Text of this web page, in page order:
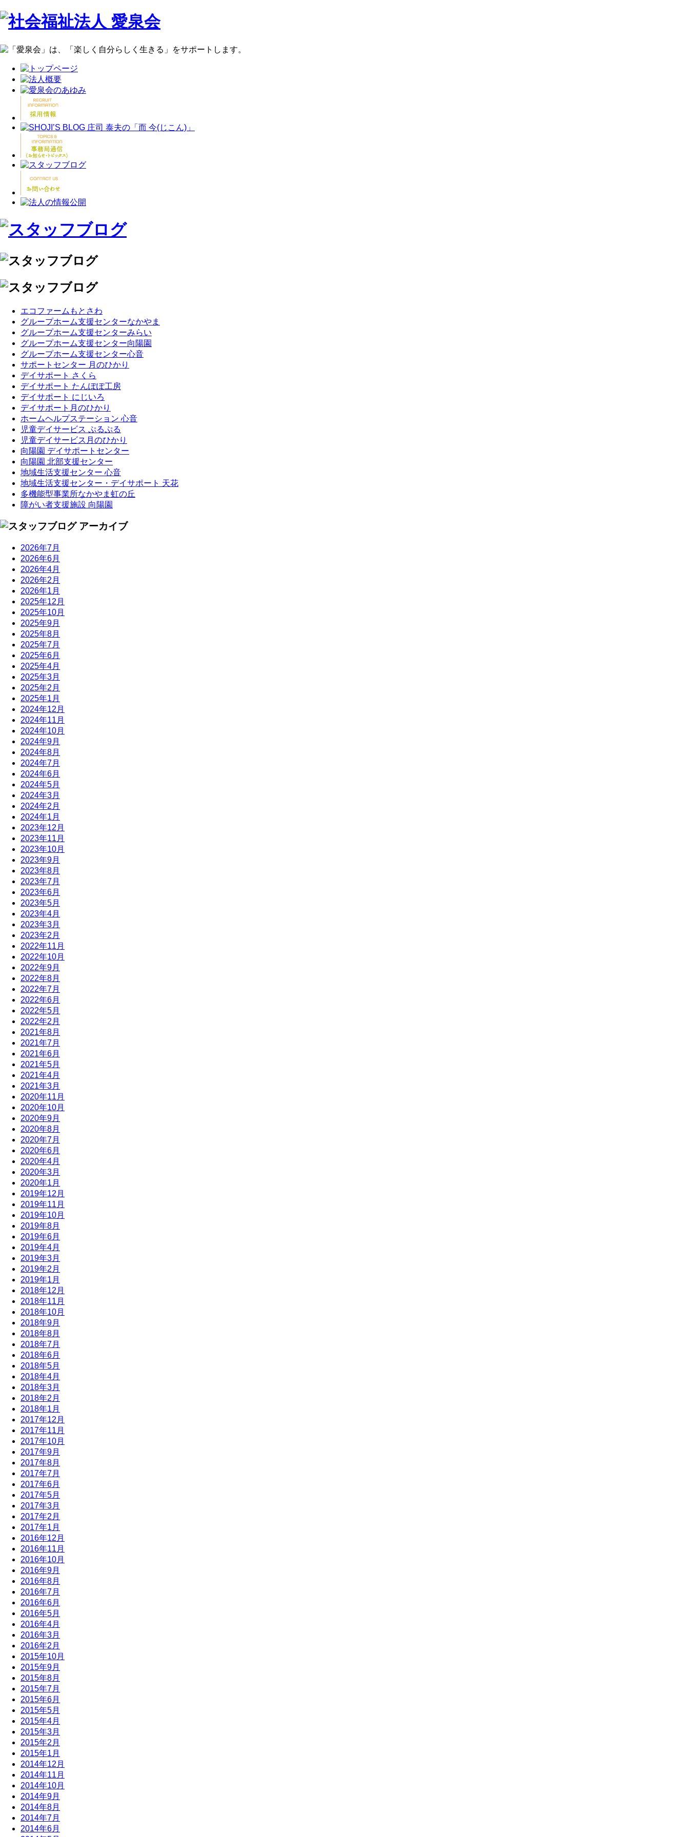
エコファームもとさわ
グループホーム支援センターなかやま
グループホーム支援センターみらい
グループホーム支援センター向陽園
グループホーム支援センター心音
サポートセンター 月のひかり
デイサポート さくら
デイサポート たんぽぽ工房
デイサポート にじいろ
デイサポート月のひかり
ホームヘルプステーション 心音
児童デイサービス ぷるぷる
児童デイサービス月のひかり
向陽園 デイサポートセンター
向陽園 北部支援センター
地域生活支援センター 心音
地域生活支援センター・デイサポート 天花
多機能型事業所なかやま虹の丘
障がい者支援施設 向陽園
2026年7月
2026年6月
2026年4月
2026年2月
2026年1月
2025年12月
2025年10月
2025年9月
2025年8月
2025年7月
2025年6月
2025年4月
2025年3月
2025年2月
2025年1月
2024年12月
2024年11月
2024年10月
2024年9月
2024年8月
2024年7月
2024年6月
2024年5月
2024年3月
2024年2月
2024年1月
2023年12月
2023年11月
2023年10月
2023年9月
2023年8月
2023年7月
2023年6月
2023年5月
2023年4月
2023年3月
2023年2月
2022年11月
2022年10月
2022年9月
2022年8月
2022年7月
2022年6月
2022年5月
2022年2月
2021年8月
2021年7月
2021年6月
2021年5月
2021年4月
2021年3月
2020年11月
2020年10月
2020年9月
2020年8月
2020年7月
2020年6月
2020年4月
2020年3月
2020年1月
2019年12月
2019年11月
2019年10月
2019年8月
2019年6月
2019年4月
2019年3月
2019年2月
2019年1月
2018年12月
2018年11月
2018年10月
2018年9月
2018年8月
2018年7月
2018年6月
2018年5月
2018年4月
2018年3月
2018年2月
2018年1月
2017年12月
2017年11月
2017年10月
2017年9月
2017年8月
2017年7月
2017年6月
2017年5月
2017年3月
2017年2月
2017年1月
2016年12月
2016年11月
2016年10月
2016年9月
2016年8月
2016年7月
2016年6月
2016年5月
2016年4月
2016年3月
2016年2月
2015年10月
2015年9月
2015年8月
2015年7月
2015年6月
2015年5月
2015年4月
2015年3月
2015年2月
2015年1月
2014年12月
2014年11月
2014年10月
2014年9月
2014年8月
2014年7月
2014年6月